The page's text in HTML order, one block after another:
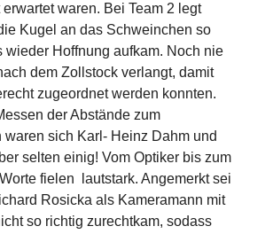
waren. Bei Team 2 legt
Kugel an das Schweinchen so
wieder Hoffnung aufkam. Noch nie
dem Zollstock verlangt, damit
zugeordnet werden konnten.
der Abstände zum
waren sich Karl- Heinz Dahm und
selten einig! Vom Optiker bis zum
fielen lautstark. Angemerkt sei
Rosicka als Kameramann mit
so richtig zurechtkam, sodass